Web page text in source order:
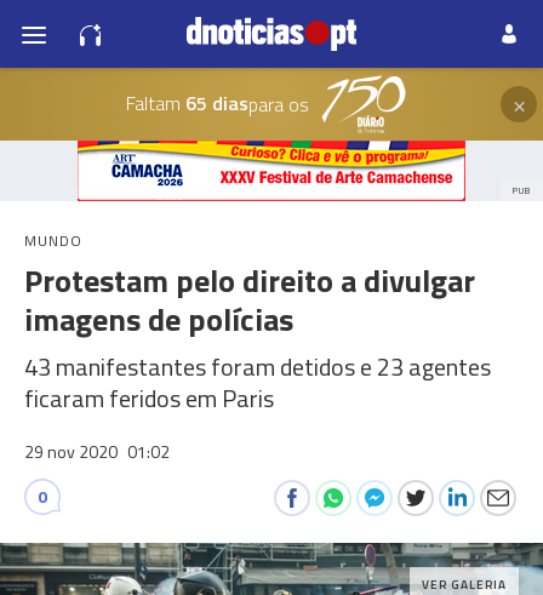
Faltam 65 diaspara os ×
PUB
MUNDO
Protestam pelo direito a divulgar
imagens de polícias
43 manifestantes foram detidos e 23 agentes
ficaram feridos em Paris
29 nov 2020 01:02
0
VER GALERIA